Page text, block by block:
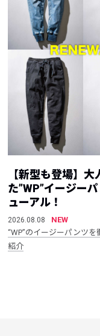
【新型も登場】大
た”WP”イージー
ューアル！
2026.08.08
NEW
“WP”のイージーパンツ
紹介